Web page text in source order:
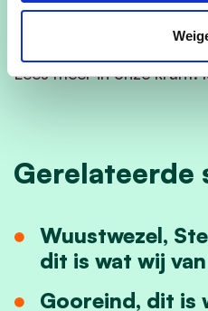
en zij die het wat trager
Lees meer in onze krant:
Gerelateerde
Wuustwezel,
dit is wat wij
Gooreind, dit is